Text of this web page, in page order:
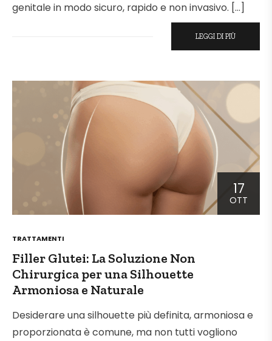
genitale in modo sicuro, rapido e non invasivo. […]
LEGGI DI PIÙ
17
OTT
POSTED
TRATTAMENTI
Filler Glutei: La Soluzione Non
Chirurgica per una Silhouette
Armoniosa e Naturale
Desiderare una silhouette più definita, armoniosa e
proporzionata è comune, ma non tutti vogliono